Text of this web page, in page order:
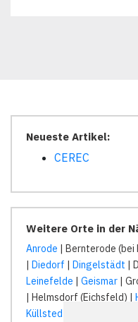
Neueste Artikel:
CEREC
Weitere Orte in der
Anrode | Bernterode
| Diedorf | Dingelstädt |
Leinefelde | Geismar |
| Helmsdorf (Eichsfeld) |
Küllstedt